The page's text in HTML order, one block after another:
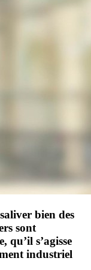
bien des
sont
qu’il s’agisse
industriel